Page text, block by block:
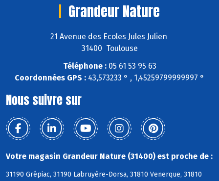
Grandeur Nature
21 Avenue des Ecoles Jules Julien
31400 Toulouse
Téléphone :05 61 53 95 63
Coordonnées GPS : 43,573233 ° , 1,45259799999997 °
Nous suivre sur
Votre magasin Grandeur Nature (31400) est proche de :
31190 Grépiac, 31190 Labruyère-Dorsa, 31810 Venerque, 31810